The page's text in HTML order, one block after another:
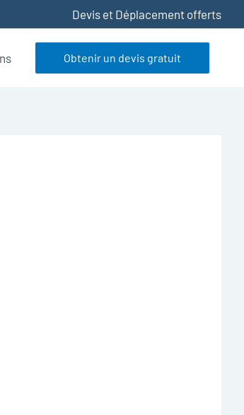
Devis et Déplacement offerts
Obtenir un devis gratuit